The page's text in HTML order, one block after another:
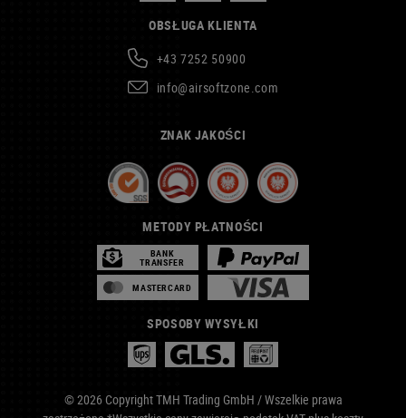
OBSŁUGA KLIENTA
+43 7252 50900
info@airsoftzone.com
ZNAK JAKOŚCI
METODY PŁATNOŚCI
BANK
TRANSFER
MASTERCARD
SPOSOBY WYSYŁKI
© 2026 Copyright TMH Trading GmbH / Wszelkie prawa